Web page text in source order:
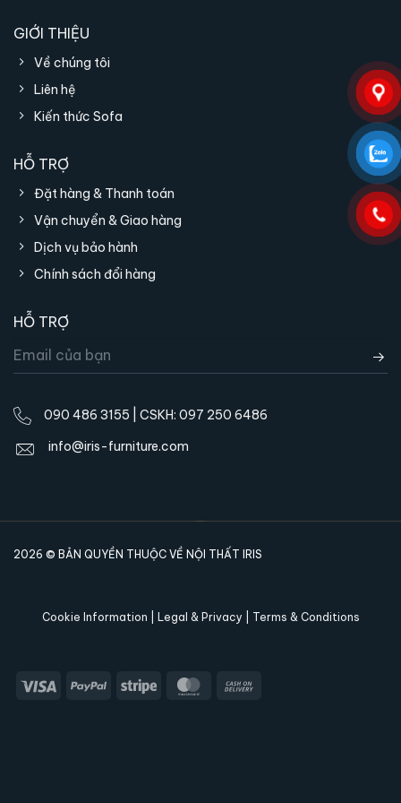
GIỚI THIỆU
Về chúng tôi
Liên hệ
Kiến thức Sofa
HỖ TRỢ
Đặt hàng & Thanh toán
Vận chuyển & Giao hàng
Dịch vụ bảo hành
Chính sách đổi hàng
HỖ TRỢ
090 486 3155 | CSKH: 097 250 6486
info@iris-furniture.com
2026 © BẢN QUYỀN THUỘC VỀ NỘI THẤT IRIS
Cookie Information | Legal & Privacy | Terms & Conditions